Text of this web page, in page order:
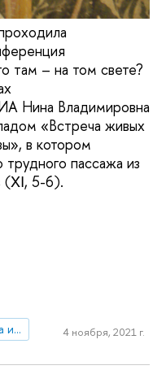
там – на том свете?
Нина Владимировна
«Встреча живых
в котором
пассажа из
(ΧΙ, 5-6).
Институт классического Востока и античности
4 ноября, 2021 г.